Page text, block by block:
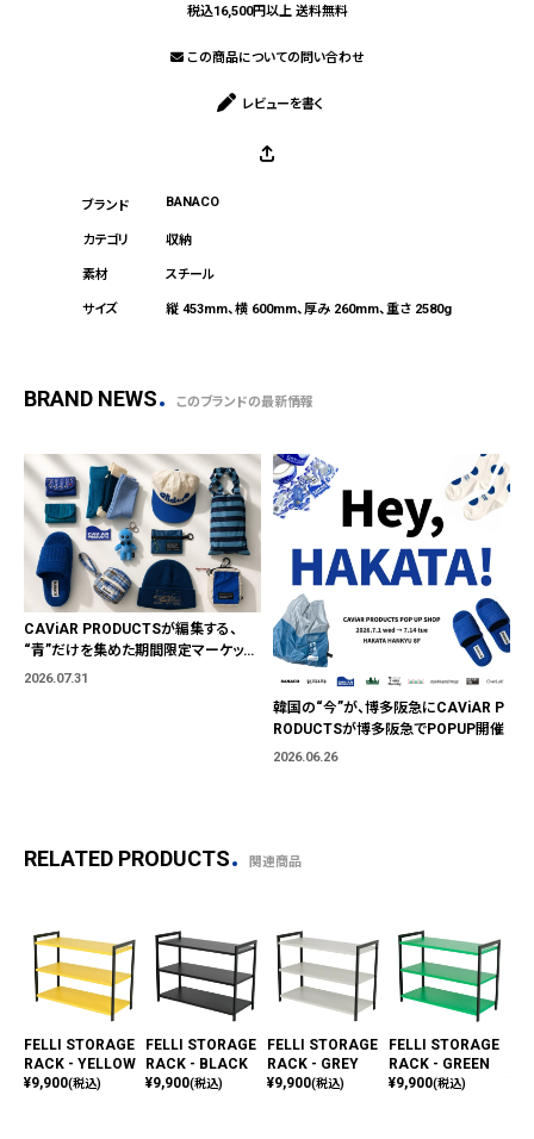
税込16,500円以上 送料無料
この商品についての問い合わせ
レビューを書く
BANACO
収納
スチール
縦 453mm、横 600mm、厚み 260mm、重さ 2580g
BRAND NEWS このブランドの最新情報
CAViAR PRODUCTSが編集する、
“青”だけを集めた期間限定マーケット
「BLUE MARKET」が横浜に。ブランド
2026.07.31
韓国の“今”が、博多阪急にCAViAR P
RODUCTSが博多阪急でPOPUP開催
2026.06.26
RELATED PRODUCTS 関連商品
FELLI STORAGE
RACK - YELLOW
¥9,900(税込)
FELLI STORAGE
RACK - BLACK
¥9,900(税込)
FELLI STORAGE
RACK - GREY
¥9,900(税込)
FELLI STORAGE
RACK - GREEN
¥9,900(税込)